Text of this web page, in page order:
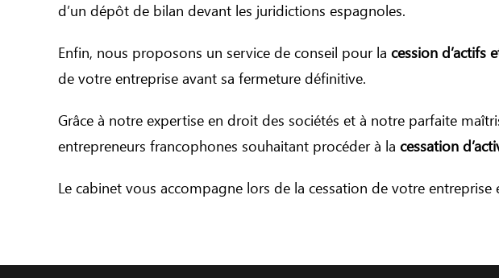
d’un dépôt de bilan devant les juridictions espagnoles.
Enfin, nous proposons un service de conseil pour la cession d’actifs
de votre entreprise avant sa fermeture définitive.
Grâce à notre expertise en droit des sociétés et à notre parfaite
entrepreneurs francophones souhaitant procéder à la cessation
Le cabinet vous accompagne lors de la cessation de votre entreprise